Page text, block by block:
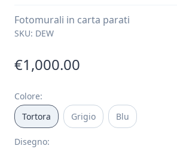
Fotomurali in carta parati
SKU: DEW
€1,000.00
Colore:
Tortora
Grigio Blu
Disegno: